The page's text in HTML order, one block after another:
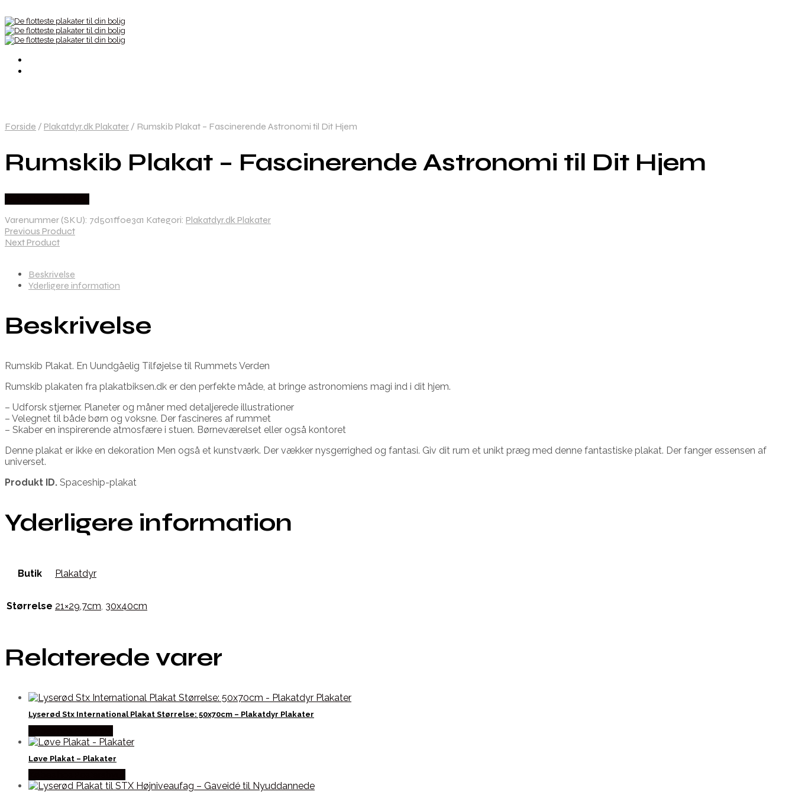
Forside / Plakatdyr.dk Plakater / Rumskib Plakat – Fascinerende Astronomi til Dit Hjem
Rumskib Plakat – Fascinerende Astronomi til Dit Hjem
Varenummer (SKU): 7d501ff0e3a1 Kategori: Plakatdyr.dk Plakater
Previous Product
Next Product
Beskrivelse
Yderligere information
Beskrivelse
Rumskib Plakat. En Uundgåelig Tilføjelse til Rummets Verden
Rumskib plakaten fra plakatbiksen.dk er den perfekte måde, at bringe astronomiens magi ind i dit hjem.
– Udforsk stjerner. Planeter og måner med detaljerede illustrationer
– Velegnet til både børn og voksne. Der fascineres af rummet
– Skaber en inspirerende atmosfære i stuen. Børneværelset eller også kontoret
Denne plakat er ikke en dekoration Men også et kunstværk. Der vækker nysgerrighed og fantasi. Giv dit rum et unikt præg med denne fantastiske plakat. Der fanger essensen af
universet.
Produkt ID. Spaceship-plakat
Yderligere information
Butik Plakatdyr
Størrelse 21×29,7cm, 30x40cm
Relaterede varer
Lyserød Stx International Plakat Størrelse: 50x70cm – Plakatdyr Plakater
Løve Plakat – Plakater